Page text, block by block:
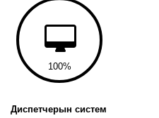
100
Диспетчерын систем